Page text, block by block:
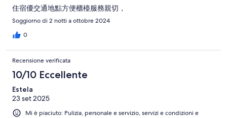
住宿優交通地點方便櫃檯服務親切，
Soggiorno di 2 notti a ottobre 2024
0
Recensione verificata
10/10 Eccellente
Estela
23 set 2025
Mi è piaciuto: Pulizia, personale e servizio, servizi e condizioni e